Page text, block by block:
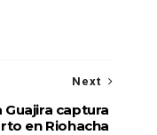
Next
captura
en Riohacha